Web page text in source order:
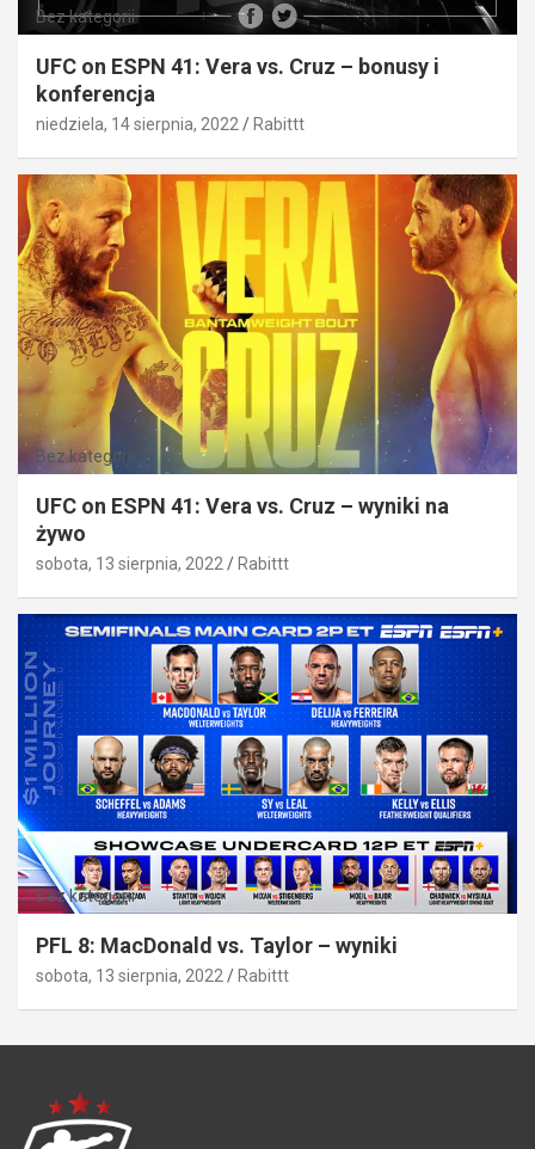
Bez kategorii
UFC on ESPN 41: Vera vs. Cruz – bonusy i
konferencja
niedziela, 14 sierpnia, 2022 Rabittt
Bez kategorii
UFC on ESPN 41: Vera vs. Cruz – wyniki na
żywo
sobota, 13 sierpnia, 2022 Rabittt
Bez kategorii
PFL 8: MacDonald vs. Taylor – wyniki
sobota, 13 sierpnia, 2022 Rabittt